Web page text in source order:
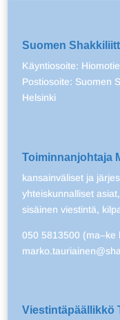
Suomen
Käyntiosoite:
Postiosoite: Suomen
Helsinki
Toiminnanjohtaja
kansainväliset ja
yhteiskunnalliset
sisäinen viestintä,
050 5813500 (ma–ke
Viestintäpäällikkö